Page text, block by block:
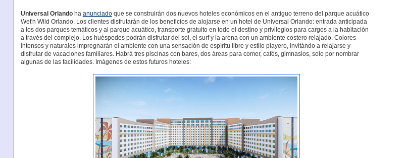
Universal Orlandoha anunciadoque se construirán dos nuevos hoteles económicos en el antiguo terreno del parque acuático
Wet'n Wild Orlando. Los clientes disfrutarán de los beneficios de alojarse en un hotel de Universal Orlando: entrada anticipada
a los dos parques temáticos y al parque acuático, transporte gratuito en todo el destino y privilegios para cargos a la habitación
a través del complejo. Los huéspedes podrán disfrutar del sol, el surf y la arena con un ambiente costero relajado. Colores
intensos y naturales impregnarán el ambiente con una sensación de espíritu libre y estilo playero, invitándo a relajarse y
disfrutar de vacaciones familiares. Habrá tres piscinas con bares, dos áreas para comer, cafés, gimnasios, solo por nombrar
algunas de las facilidades. Imágenes de estos futuros hoteles: